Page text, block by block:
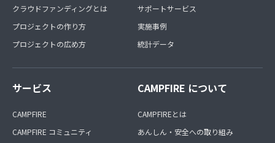
クラウドファンディングとは
プロジェクトの作り方
プロジェクトの広め方
サポートサービス
実施事例
統計データ
サービス
CAMPFIRE
CAMPFIRE コミュニティ
CAMPFIRE について
CAMPFIREとは
あんしん・安全への取り組み